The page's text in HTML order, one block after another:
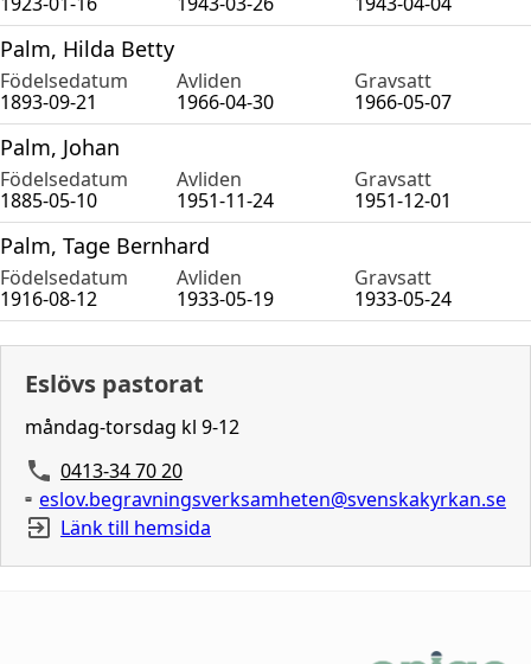
Palm, Hilda Betty
Födelsedatum Avliden
Gravsatt
1893-09-21
1966-04-30 1966-05-07
Palm, Johan
Födelsedatum Avliden
Gravsatt
1885-05-10
1951-11-24 1951-12-01
Palm, Tage Bernhard
Födelsedatum Avliden
Gravsatt
1916-08-12
1933-05-19 1933-05-24
Eslövs pastorat
måndag-torsdag kl 9-12
0413-34 70 20
eslov.begravningsverksamheten@svenskakyrkan.se
Länk till hemsida